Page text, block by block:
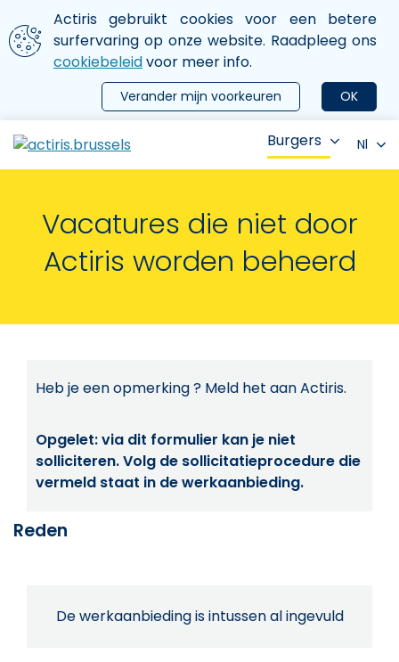
Aller au contenu principal
We gebruiken cookies
Actiris gebruikt cookies voor een betere
surfervaring op onze website. Raadpleeg ons
cookiebeleidvoor meer info.
OK
Verander mijn voorkeuren
le menu
Burgers Nl
Vacatures die niet door
Actiris worden beheerd
Heb je een opmerking ? Meld het aan Actiris.
Opgelet: via dit formulier kan je niet
solliciteren. Volg de sollicitatieprocedure die
vermeld staat in de werkaanbieding.
Reden
De werkaanbieding is intussen al ingevuld